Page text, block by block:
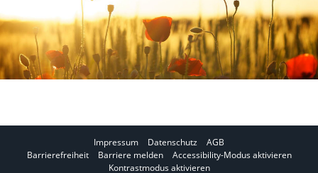
Impressum Datenschutz
AGB
Barrierefreiheit
Barriere melden
I
m
Accessibility-Modus aktivieren
IKontrastmodus aktivieren